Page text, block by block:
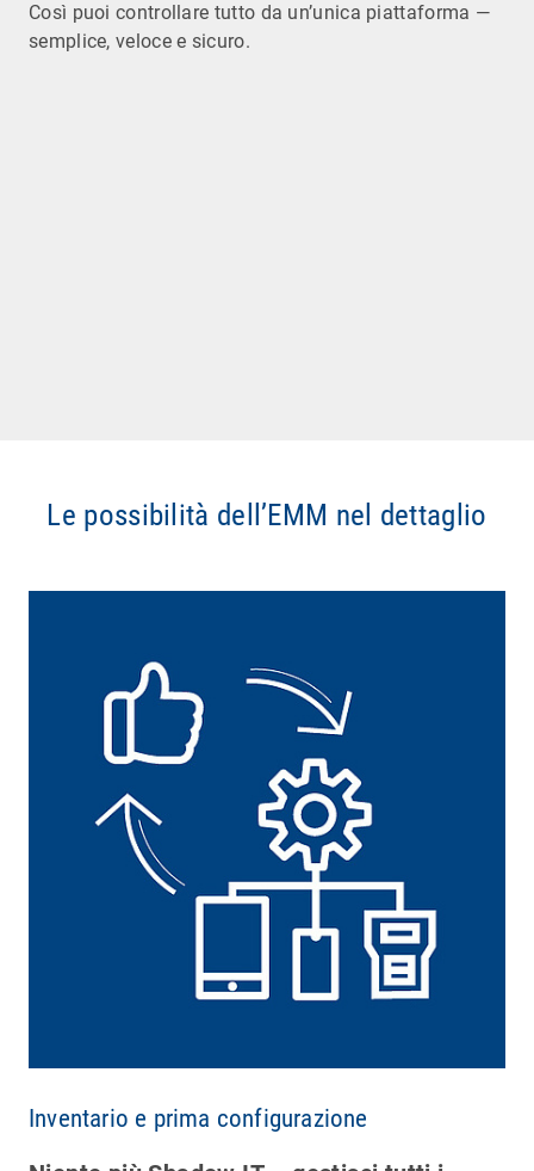
Così puoi controllare tutto da un’unica piattaforma —
semplice, veloce e sicuro.
Le possibilità dell’EMM nel dettaglio
Inventario e prima configurazione